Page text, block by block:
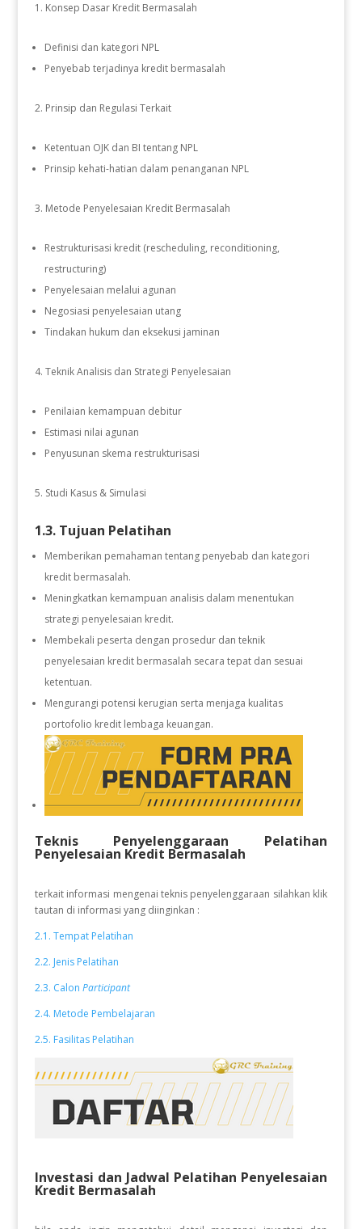
Konsep Dasar Kredit Bermasalah
Definisi dan kategori NPL
Penyebab terjadinya kredit bermasalah
Prinsip dan Regulasi Terkait
Ketentuan OJK dan BI tentang NPL
Prinsip kehati-hatian dalam penanganan NPL
Metode Penyelesaian Kredit Bermasalah
Restrukturisasi kredit (rescheduling, reconditioning,
restructuring)
Penyelesaian melalui agunan
Negosiasi penyelesaian utang
Tindakan hukum dan eksekusi jaminan
Teknik Analisis dan Strategi Penyelesaian
Penilaian kemampuan debitur
Estimasi nilai agunan
Penyusunan skema restrukturisasi
Studi Kasus & Simulasi
1.3. Tujuan Pelatihan
Memberikan pemahaman tentang penyebab dan kategori
kredit bermasalah.
Meningkatkan kemampuan analisis dalam menentukan
strategi penyelesaian kredit.
Membekali peserta dengan prosedur dan teknik
penyelesaian kredit bermasalah secara tepat dan sesuai
ketentuan.
Mengurangi potensi kerugian serta menjaga kualitas
portofolio kredit lembaga keuangan.
Teknis Penyelenggaraan Pelatihan
Penyelesaian Kredit Bermasalah
terkait informasi mengenai teknis penyelenggaraan silahkan klik
tautan di informasi yang diinginkan :
2.1. Tempat Pelatihan
2.2. Jenis Pelatihan
2.3. Calon Participant
2.4. Metode Pembelajaran
2.5. Fasilitas Pelatihan
Investasi dan Jadwal Pelatihan Penyelesaian
Kredit Bermasalah